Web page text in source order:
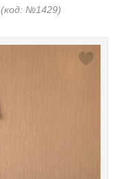
(код: №1429)